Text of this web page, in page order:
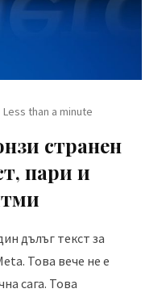
Less than a minute
странен
пари и
дълъг текст за
Това вече не е
сага. Това